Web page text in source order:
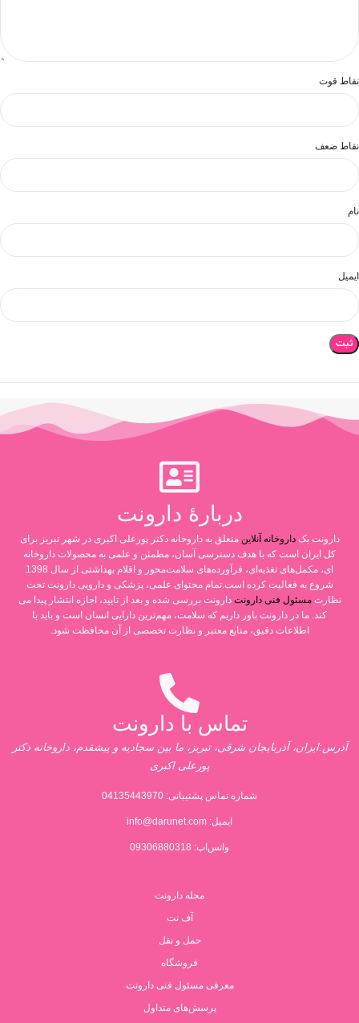
نقاط قوت
نقاط ضعف
نام
ایمیل
دربارۀ دارونت
دارونت یکداروخانه آنلاین متعلق به داروخانه دکتر پورعلی اکبری در شهر تبریز برای
کل ایران است که با هدف دسترسی آسان، مطمئن و علمی به محصولات داروخانه
ای، مکمل‌های تغذیه‌ای، فرآورده‌های سلامت‌محور و اقلام بهداشتی از سال 1398
شروع به فعالیت کرده است.تمام محتوای علمی، پزشکی و دارویی دارونت تحت
نظارتمسئول فنی دارونت دارونت بررسی شده و بعد از تایید، اجازه انتشار پیدا می
کند. ما در دارونت باور داریم که سلامت، مهم‌ترین دارایی انسان است و باید با
اطلاعات دقیق، منابع معتبر و نظارت تخصصی از آن محافظت شود.
تماس با دارونت
آدرس:ایران، آذربایجان شرقی، تبریز، ما بین سجادیه و پیشقدم، داروخانه دکتر
پورعلی اکبری
شماره تماس پشتیبانی: 04135443970
ایمیل: info@darunet.com
واتس‌اپ: 09306880318
مجله دارونت
آف نت
حمل و نقل
فروشگاه
معرفی مسئول فنی دارونت
پرسش‌های متداول